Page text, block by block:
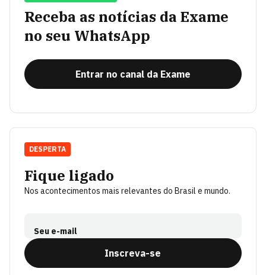
Receba as notícias da Exame
no seu WhatsApp
Entrar no canal da Exame
Fique ligado
Nos acontecimentos mais relevantes do Brasil e mundo.
Seu e-mail
Inscreva-se
DESPERTA